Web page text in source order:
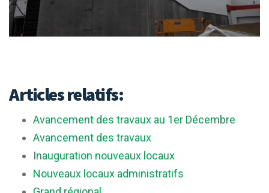
Articles relatifs:
Avancement des travaux au 1er Décembre
Avancement des travaux
Inauguration nouveaux locaux
Nouveaux locaux administratifs